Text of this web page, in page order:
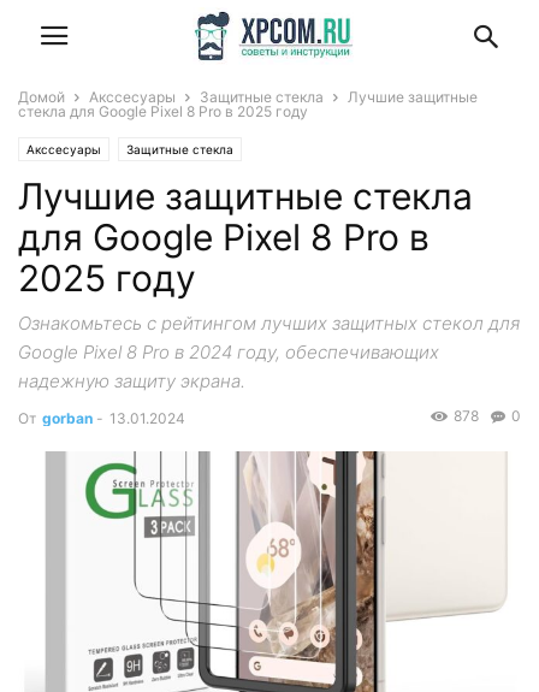
Домой Акссесуары Защитные стекла
Лучшие защитные
стекла для Google Pixel 8 Pro в 2025 году
Акссесуары Защитные стекла
Лучшие защитные стекла
для Google Pixel 8 Pro в
2025 году
Ознакомьтесь с рейтингом лучших защитных стекол для
Google Pixel 8 Pro в 2024 году, обеспечивающих
надежную защиту экрана.
От gorban - 13.01.2024 0
878